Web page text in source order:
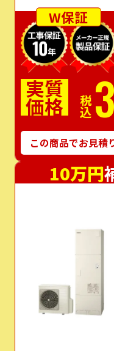
W保証
実質
価格 税込
この商品でお見積
10万円